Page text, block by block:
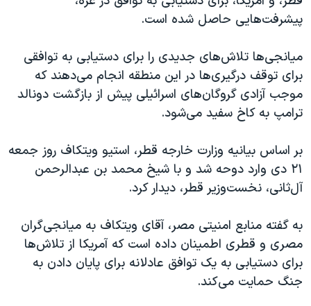
پیشرفت‌هایی حاصل شده است.
میانجی‌ها تلاش‌های جدیدی را برای دستیابی به توافقی
برای توقف درگیری‌ها در این منطقه انجام می‌دهند که
موجب آزادی گروگان‌های اسرائیلی پیش از بازگشت دونالد
ترامپ به کاخ سفید می‌شود.
بر اساس بیانیه وزارت خارجه قطر، استیو ویتکاف روز جمعه
۲۱ دی وارد دوحه شد و با شیخ محمد بن عبدالرحمن‌
آل‌ثانی، نخست‌وزیر قطر، دیدار کرد.
به گفته منابع امنیتی مصر، آقای ویتکاف به میانجی‌گران
مصری و قطری اطمینان داده است که آمریکا از تلاش‌ها
برای دستیابی به یک توافق عادلانه برای پایان دادن به
جنگ حمایت می‌کند.